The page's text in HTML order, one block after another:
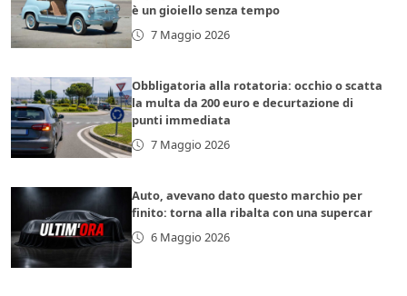
è un gioiello senza tempo
7 Maggio 2026
Obbligatoria alla rotatoria: occhio o scatta
la multa da 200 euro e decurtazione di
punti immediata
7 Maggio 2026
Auto, avevano dato questo marchio per
finito: torna alla ribalta con una supercar
6 Maggio 2026